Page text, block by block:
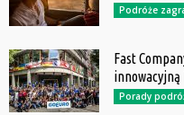
Podróże
Fast
Porady